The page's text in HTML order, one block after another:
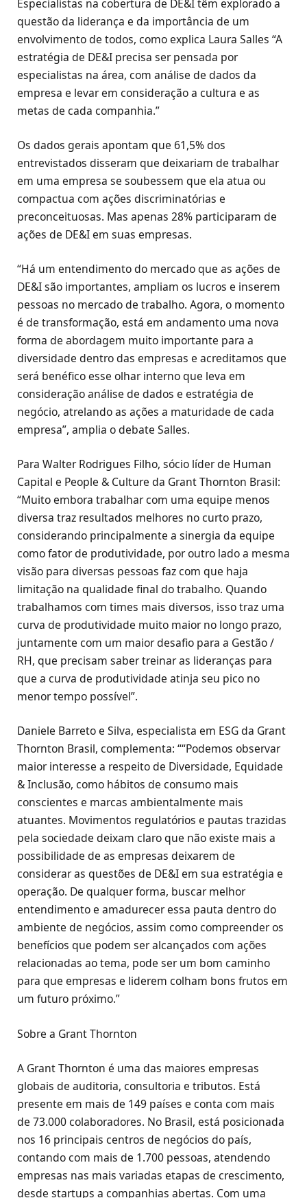
Especialistas na cobertura de DE&I têm explorado a
questão da liderança e da importância de um
envolvimento de todos, como explica Laura Salles “A
estratégia de DE&I precisa ser pensada por
especialistas na área, com análise de dados da
empresa e levar em consideração a cultura e as
metas de cada companhia.”
Os dados gerais apontam que 61,5% dos
entrevistados disseram que deixariam de trabalhar
em uma empresa se soubessem que ela atua ou
compactua com ações discriminatórias e
preconceituosas. Mas apenas 28% participaram de
ações de DE&I em suas empresas.
“Há um entendimento do mercado que as ações de
DE&I são importantes, ampliam os lucros e inserem
pessoas no mercado de trabalho. Agora, o momento
é de transformação, está em andamento uma nova
forma de abordagem muito importante para a
diversidade dentro das empresas e acreditamos que
será benéfico esse olhar interno que leva em
consideração análise de dados e estratégia de
negócio, atrelando as ações a maturidade de cada
empresa”, amplia o debate Salles.
Para Walter Rodrigues Filho, sócio líder de Human
Capital e People & Culture da Grant Thornton Brasil:
“Muito embora trabalhar com uma equipe menos
diversa traz resultados melhores no curto prazo,
considerando principalmente a sinergia da equipe
como fator de produtividade, por outro lado a mesma
visão para diversas pessoas faz com que haja
limitação na qualidade final do trabalho. Quando
trabalhamos com times mais diversos, isso traz uma
curva de produtividade muito maior no longo prazo,
juntamente com um maior desafio para a Gestão /
RH, que precisam saber treinar as lideranças para
que a curva de produtividade atinja seu pico no
menor tempo possível”.
Daniele Barreto e Silva, especialista em ESG da Grant
Thornton Brasil, complementa: ““Podemos observar
maior interesse a respeito de Diversidade, Equidade
& Inclusão, como hábitos de consumo mais
conscientes e marcas ambientalmente mais
atuantes. Movimentos regulatórios e pautas trazidas
pela sociedade deixam claro que não existe mais a
possibilidade de as empresas deixarem de
considerar as questões de DE&I em sua estratégia e
operação. De qualquer forma, buscar melhor
entendimento e amadurecer essa pauta dentro do
ambiente de negócios, assim como compreender os
benefícios que podem ser alcançados com ações
relacionadas ao tema, pode ser um bom caminho
para que empresas e liderem colham bons frutos em
um futuro próximo.”
Sobre a Grant Thornton
A Grant Thornton é uma das maiores empresas
globais de auditoria, consultoria e tributos. Está
presente em mais de 149 países e conta com mais
de 73.000 colaboradores. No Brasil, está posicionada
nos 16 principais centros de negócios do país,
contando com mais de 1.700 pessoas, atendendo
empresas nas mais variadas etapas de crescimento,
desde startups a companhias abertas. Com uma